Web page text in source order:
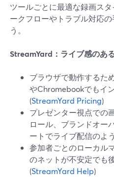
ツールごとに最適な録画ス
ークフローやトラブル対応
う。
StreamYard：ライブ感のあ
ブラウザで動作するた
やChromebookでもイ
(StreamYard Pricing)
プレゼンター視点での
ロール、ブランドオー
ートでライブ配信のよ
参加者ごとのローカル
のネットが不安定でも
(StreamYard Help)